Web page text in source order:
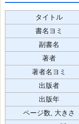
タイトル
書名ヨミ
副書名
著者
著者名ヨミ
出版者
出版年
ページ数, 大きさ